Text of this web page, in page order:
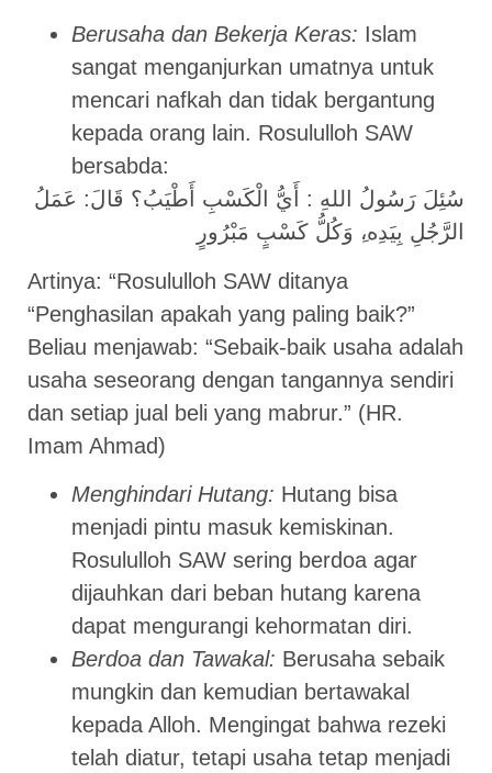
Berusaha dan Bekerja Keras: Islam
sangat menganjurkan umatnya untuk
mencari nafkah dan tidak bergantung
kepada orang lain. Rosululloh SAW
bersabda:
سُئِلَ رَسُولُ اللهِ : أَيُّ الْكَسْبِ أَطْيَبُ؟ قَالَ: عَمَلُ
الرَّجُلِ بِيَدِه،ِ وَكُلُّ كَسْبٍ مَبْرُورٍ
Artinya: “Rosululloh SAW ditanya
“Penghasilan apakah yang paling baik?”
Beliau menjawab: “Sebaik-baik usaha adalah
usaha seseorang dengan tangannya sendiri
dan setiap jual beli yang mabrur.” (HR.
Imam Ahmad)
Menghindari Hutang: Hutang bisa
menjadi pintu masuk kemiskinan.
Rosululloh SAW sering berdoa agar
dijauhkan dari beban hutang karena
dapat mengurangi kehormatan diri.
Berdoa dan Tawakal: Berusaha sebaik
mungkin dan kemudian bertawakal
kepada Alloh. Mengingat bahwa rezeki
telah diatur, tetapi usaha tetap menjadi